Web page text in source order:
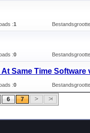
:1
:0
Same Time Software
:0
6 7